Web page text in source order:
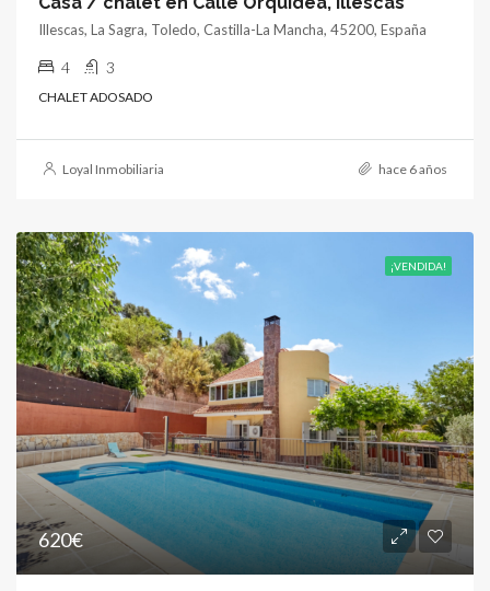
Illescas, La Sagra, Toledo, Castilla-La Mancha, 45200, España
4 3
CHALET ADOSADO
Loyal Inmobiliaria hace 6 años
¡VENDIDA!
620€